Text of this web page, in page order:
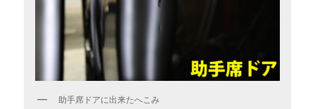
助手席ドアに出来たへこみ